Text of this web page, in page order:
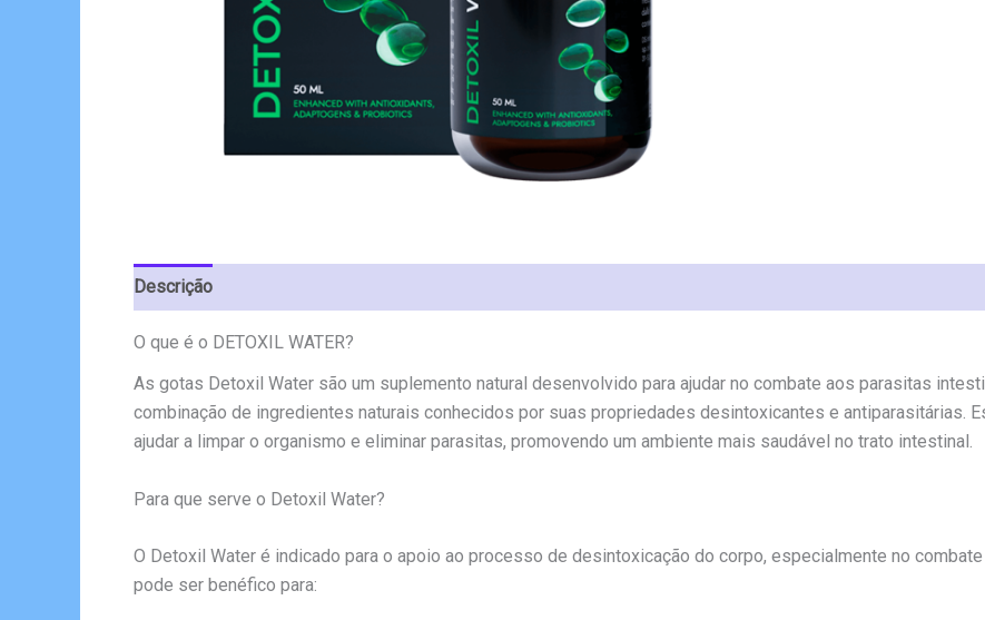
Descrição
O que é o DETOXIL WATER?
As gotas Detoxil Water são um suplemento natural desenvolvido para ajudar no combate aos parasitas
combinação de ingredientes naturais conhecidos por suas propriedades desintoxicantes e antiparasitárias.
ajudar a limpar o organismo e eliminar parasitas, promovendo um ambiente mais saudável no trato intestinal.
Para que serve o Detoxil Water?
O Detoxil Water é indicado para o apoio ao processo de desintoxicação do corpo, especialmente no
pode ser benéfico para: